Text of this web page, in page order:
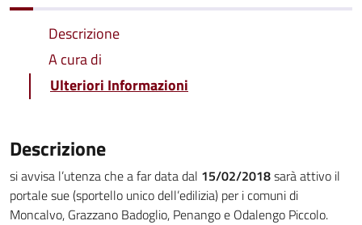
Descrizione
A cura di
Ulteriori Informazioni
Descrizione
si avvisa l’utenza che a far data dal 15/02/2018sarà attivo il
portale sue (sportello unico dell’edilizia) per i comuni di
Moncalvo, Grazzano Badoglio, Penango e Odalengo Piccolo.